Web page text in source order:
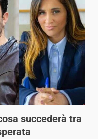
succederà tra